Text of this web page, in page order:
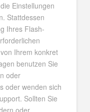
Einstellungen
Stattdessen
Ihres Flash-
Ihrem konkret
benutzen Sie
oder
oder wenden sich
Sollten Sie